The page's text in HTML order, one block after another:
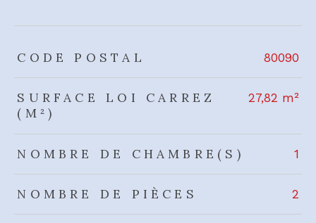
TRAD_ZEPHYR_Caracteristique TRAD_ZEPHYR_Valeurs
CODE POSTAL 80090
SURFACE LOI CARREZ
(M²)
27,82 m²
NOMBRE DE CHAMBRE(S) 1
NOMBRE DE PIÈCES 2